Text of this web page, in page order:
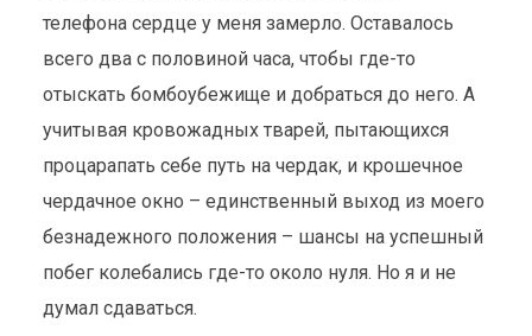
телефона сердце у меня замерло. Оставалось
всего два с половиной часа, чтобы где-то
отыскать бомбоубежище и добраться до него. А
учитывая кровожадных тварей, пытающихся
процарапать себе путь на чердак, и крошечное
чердачное окно – единственный выход из моего
безнадежного положения – шансы на успешный
побег колебались где-то около нуля. Но я и не
думал сдаваться.